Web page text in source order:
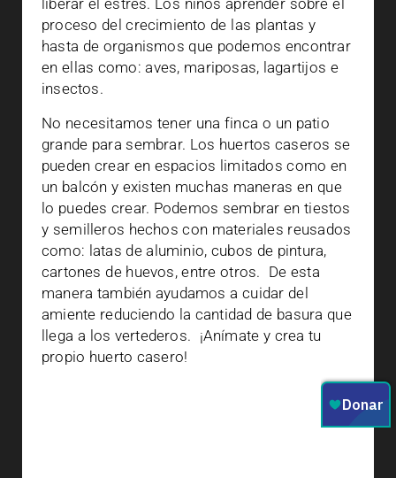
liberar el estrés. Los niños aprender sobre el
proceso del crecimiento de las plantas y
hasta de organismos que podemos encontrar
en ellas como: aves, mariposas, lagartijos e
insectos.
No necesitamos tener una finca o un patio
grande para sembrar. Los huertos caseros se
pueden crear en espacios limitados como en
un balcón y existen muchas maneras en que
lo puedes crear. Podemos sembrar en tiestos
y semilleros hechos con materiales reusados
como: latas de aluminio, cubos de pintura,
cartones de huevos, entre otros.
De esta
manera también ayudamos a cuidar del
amiente reduciendo la cantidad de basura que
llega a los vertederos.
¡Anímate y crea tu
propio huerto casero!